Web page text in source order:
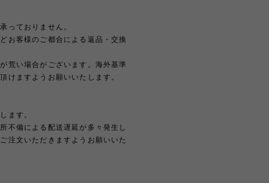
っておりません。
お客様のご都合による返品・交換
荒い場合がございます。海外基準
けますようお願いいたします。
ます。
不備による配送遅延が多々発生し
注文いただきますようお願いいた